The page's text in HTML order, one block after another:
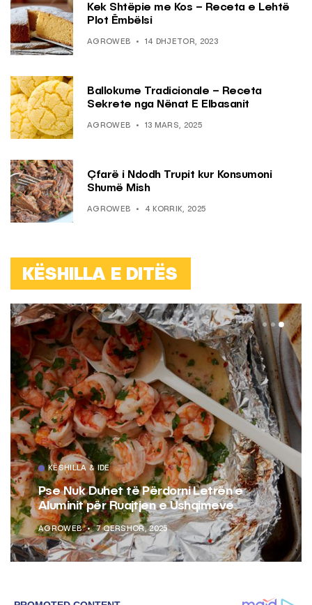
Kek Shtëpie me Kos – Receta e Lehtë
Plot Ëmbëlsi
AGROWEB 14 DHJETOR, 2023
Ballokume Tradicionale – Receta
Sekrete nga Nënat E Elbasanit
AGROWEB 13 MARS, 2025
Çfarë i Ndodh Trupit kur Konsumoni
Shumë Mish
AGROWEB 4 KORRIK, 2025
KËSHILLA E DITËS
KËSHILLA & IDE
Pse Nuk Duhet të Përdorni Letrën e
Aluminit për Ruajtjen e Ushqimeve
AGROWEB 7 QERSHOR, 2025